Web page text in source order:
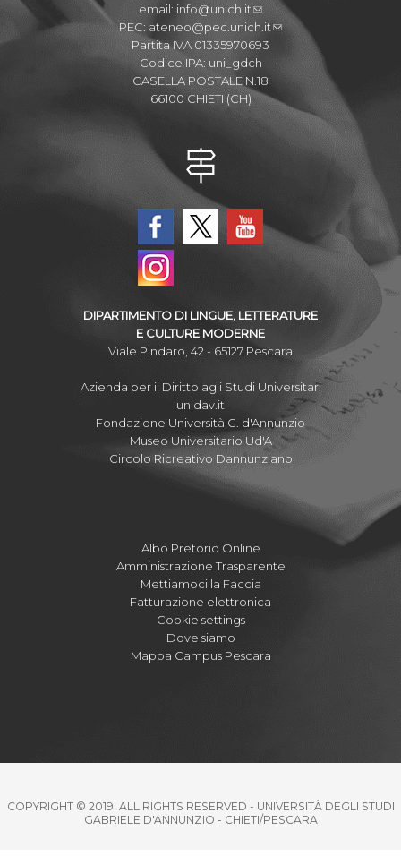
email: info@unich.it
PEC: ateneo@pec.unich.it
Partita IVA 01335970693
Codice IPA: uni_gdch
CASELLA POSTALE N.18
66100 CHIETI (CH)
DIPARTIMENTO DI LINGUE, LETTERATURE
E CULTURE MODERNE
Viale Pindaro, 42 - 65127 Pescara
Azienda per il Diritto agli Studi Universitari
unidav.it
Fondazione Università G. d'Annunzio
Museo Universitario Ud'A
Circolo Ricreativo Dannunziano
Albo Pretorio Online
Amministrazione Trasparente
Mettiamoci la Faccia
Fatturazione elettronica
Cookie settings
Dove siamo
Mappa Campus Pescara
COPYRIGHT © 2019. ALL RIGHTS RESERVED - UNIVERSITÀ DEGLI STUDI
GABRIELE D'ANNUNZIO - CHIETI/PESCARA